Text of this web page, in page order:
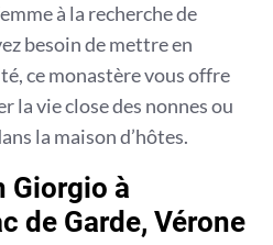
à la recherche de
besoin de mettre en
ce monastère vous offre
la vie close des nonnes ou
la maison d’hôtes.
Giorgio à
de Garde, Vérone